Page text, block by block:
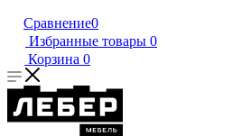
Сравнение0
Избранные товары 0
Корзина 0